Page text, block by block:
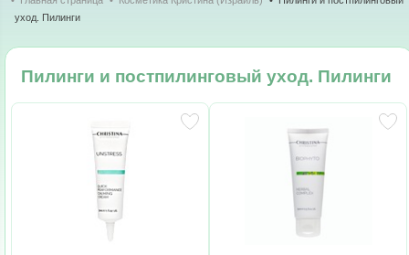
уход. Пилинги
Пилинги и постпилинговый уход. Пилинги